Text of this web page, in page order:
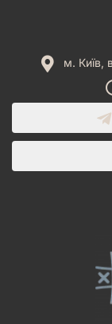
м. Київ,